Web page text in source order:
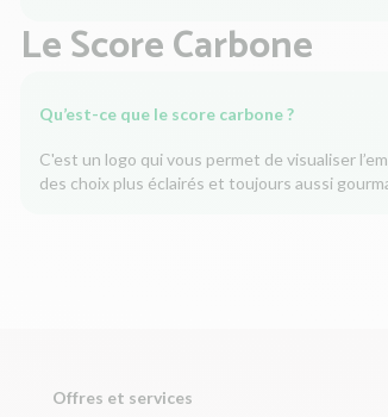
Le Score Carbone
Qu’est-ce que le score carbone ?
C'est un logo qui vous permet de visualiser
des choix plus éclairés et toujours aussi
Offres et services